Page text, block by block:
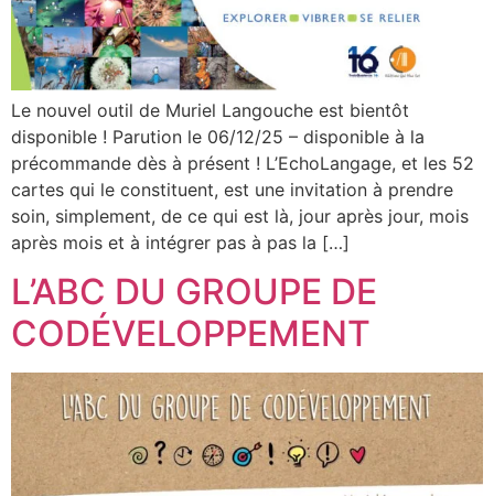
Le nouvel outil de Muriel Langouche est bientôt
disponible ! Parution le 06/12/25 – disponible à la
précommande dès à présent ! L’EchoLangage, et les 52
cartes qui le constituent, est une invitation à prendre
soin, simplement, de ce qui est là, jour après jour, mois
après mois et à intégrer pas à pas la […]
L’ABC DU GROUPE DE
CODÉVELOPPEMENT